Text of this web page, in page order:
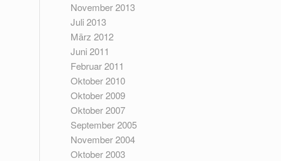
November 2013
Juli 2013
März 2012
Juni 2011
Februar 2011
Oktober 2010
Oktober 2009
Oktober 2007
September 2005
November 2004
Oktober 2003